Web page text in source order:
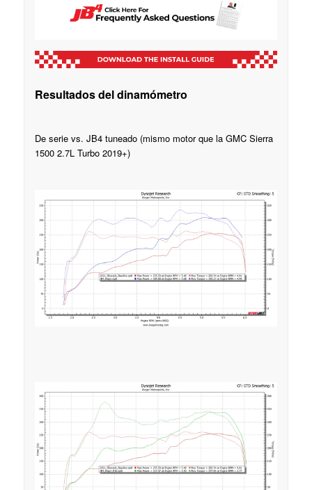
Resultados del dinamómetro
De serie vs. JB4 tuneado (mismo motor que la GMC Sierra
1500 2.7L Turbo 2019+)